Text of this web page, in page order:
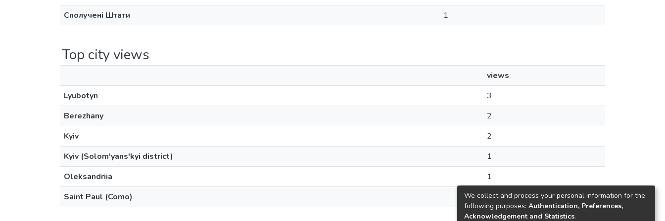
Сполучені Штати
1
Top city views
views
Lyubotyn
3
Berezhany
2
Kyiv
2
Kyiv (Solom'yans'kyi district)
1
Oleksandriia
1
Saint Paul (Como)
1
We collect and process your personal information for the
following purposes: Authentication, Preferences,
Acknowledgement and Statistics.